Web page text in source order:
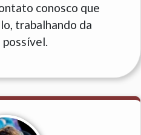
conosco que
trabalhando da